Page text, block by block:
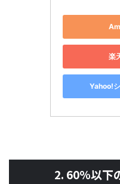
楽
Yahoo!
2. 60%以下